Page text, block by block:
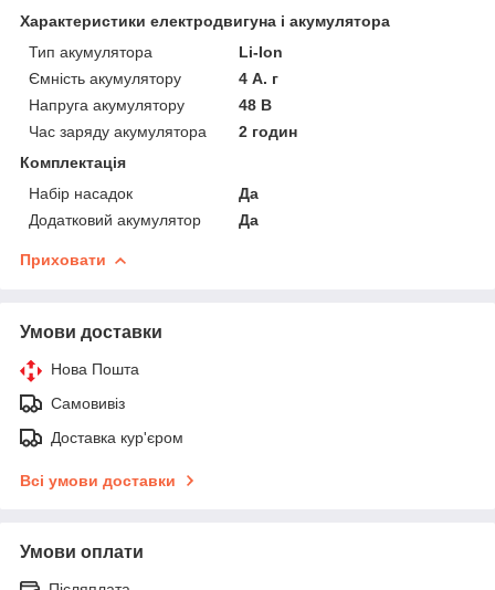
Характеристики електродвигуна і акумулятора
Тип акумулятора
Li-Ion
Ємність акумулятору
4 А. г
Напруга акумулятору
48 В
Час заряду акумулятора
2 годин
Комплектація
Набір насадок
Да
Додатковий акумулятор
Да
Приховати
Умови доставки
Нова Пошта
Самовивіз
Доставка кур'єром
Всі умови доставки
Умови оплати